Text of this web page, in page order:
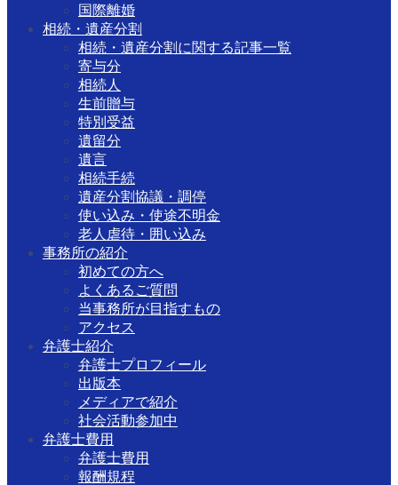
国際離婚
相続・遺産分割
相続・遺産分割に関する記事一覧
寄与分
相続人
生前贈与
特別受益
遺留分
遺言
相続手続
遺産分割協議・調停
使い込み・使途不明金
老人虐待・囲い込み
事務所の紹介
初めての方へ
よくあるご質問
当事務所が目指すもの
アクセス
弁護士紹介
弁護士プロフィール
出版本
メディアで紹介
社会活動参加中
弁護士費用
弁護士費用
報酬規程